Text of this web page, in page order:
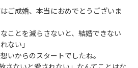
ご成婚、本当におめでとうございま
なことを減らさないと、結婚できない
ない」
いからのスタートでしたね。